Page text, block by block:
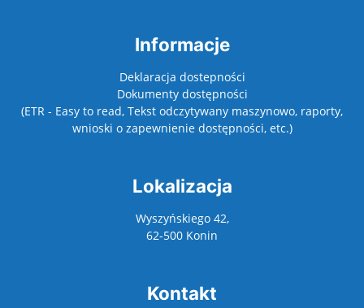
Informacje
Deklaracja dostepności
Dokumenty dostępności
(ETR - Easy to read, Tekst odczytywany maszynowo, raporty,
wnioski o zapewnienie dostępności, etc.)
Lokalizacja
Wyszyńskiego 42,
62-500 Konin
Kontakt